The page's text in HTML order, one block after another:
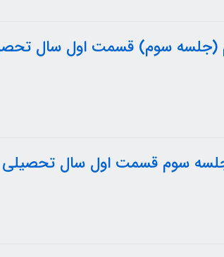
سوم قسمت اول سال تحصیلی 1400-1399